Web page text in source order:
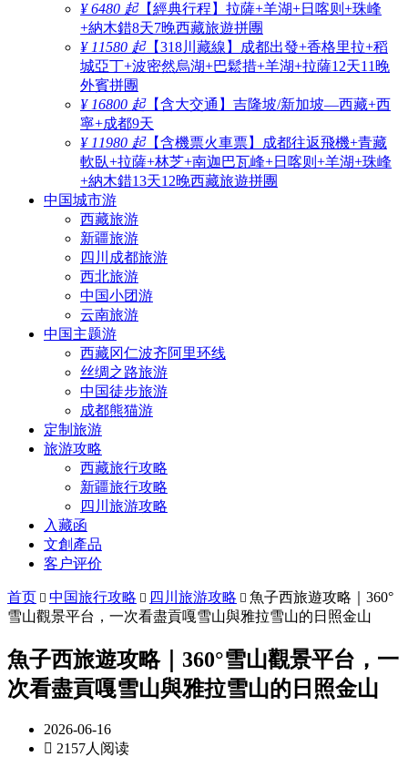
¥ 6480 起【經典行程】拉薩+羊湖+日喀则+珠峰
+納木錯8天7晚西藏旅遊拼團
¥ 11580 起【318川藏線】成都出發+香格里拉+稻
城亞丁+波密然烏湖+巴鬆措+羊湖+拉薩12天11晚
外賓拼團
¥ 16800 起【含大交通】吉隆坡/新加坡—西藏+西
寧+成都9天
¥ 11980 起【含機票火車票】成都往返飛機+青藏
軟臥+拉薩+林芝+南迦巴瓦峰+日喀则+羊湖+珠峰
+納木錯13天12晚西藏旅遊拼團
中国城市游
西藏旅游
新疆旅游
四川成都旅游
西北旅游
中国小团游
云南旅游
中国主题游
西藏冈仁波齐阿里环线
丝绸之路旅游
中国徒步旅游
成都熊猫游
定制旅游
旅游攻略
西藏旅行攻略
新疆旅行攻略
四川旅游攻略
入藏函
文創產品
客户评价
首页  中国旅行攻略  四川旅游攻略  魚子西旅遊攻略｜360°
雪山觀景平台，一次看盡貢嘎雪山與雅拉雪山的日照金山
魚子西旅遊攻略｜360°雪山觀景平台，一
次看盡貢嘎雪山與雅拉雪山的日照金山
2026-06-16
 2157人阅读